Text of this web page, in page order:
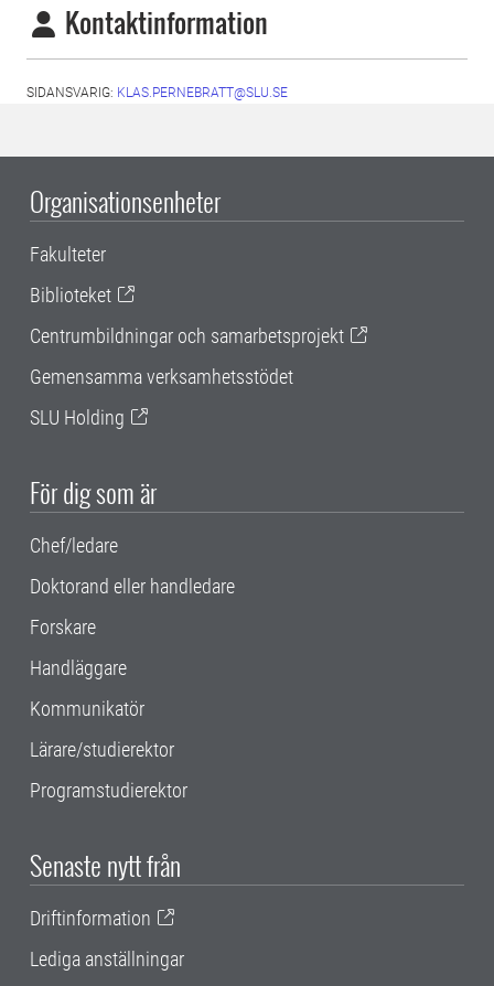
Kontaktinformation
SIDANSVARIG: KLAS.PERNEBRATT@SLU.SE
Organisationsenheter
Fakulteter
Biblioteket
Centrumbildningar och samarbetsprojekt
Gemensamma verksamhetsstödet
SLU Holding
För dig som är
Chef/ledare
Doktorand eller handledare
Forskare
Handläggare
Kommunikatör
Lärare/studierektor
Programstudierektor
Senaste nytt från
Driftinformation
Lediga anställningar